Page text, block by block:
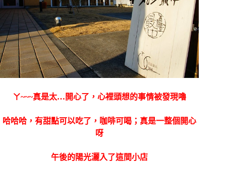
ㄚ~~~真是太…開心了，心裡頭想的事情被發現嚕
哈哈哈，有甜點可以吃了，咖啡可喝；真是一整個開心
呀
午後的陽光灑入了這間小店